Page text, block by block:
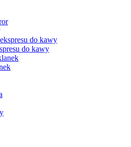
do kawy